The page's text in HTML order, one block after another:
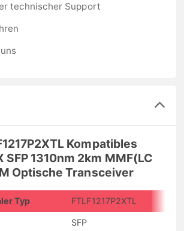
technischer Support
Kompatibles
SFP 1310nm 2km MMF(LC
Optische Transceiver
Typ FTLF1217P2XTL
SFP